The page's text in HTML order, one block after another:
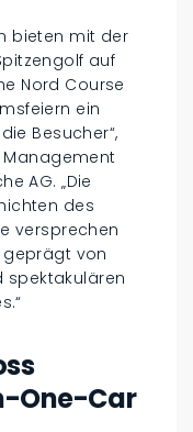
bieten mit der
auf
Nord Course
ein
Besucher“,
Management
AG. „Die
des
versprechen
geprägt von
spektakulären
One-Car